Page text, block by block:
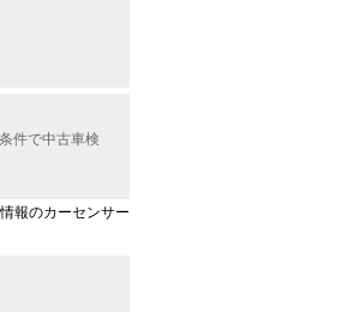
件で中古車検
報のカーセンサー